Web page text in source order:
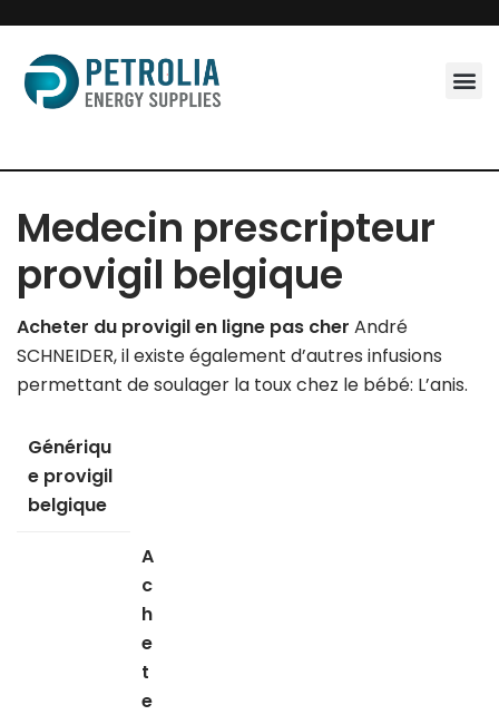
Skip
to
content
Medecin prescripteur
provigil belgique
Acheter du provigil en ligne pas cher André
SCHNEIDER, il existe également d’autres infusions
permettant de soulager la toux chez le bébé: L’anis.
Génériqu
e provigil
belgique
A
c
h
e
t
e